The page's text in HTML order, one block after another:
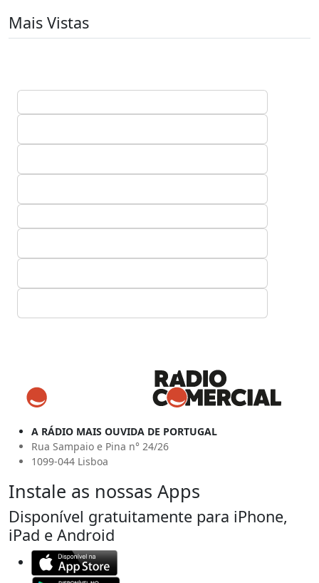
Mais Vistas
A RÁDIO MAIS OUVIDA DE PORTUGAL
Rua Sampaio e Pina n° 24/26
1099-044 Lisboa
Instale as nossas Apps
Disponível gratuitamente para iPhone,
iPad e Android